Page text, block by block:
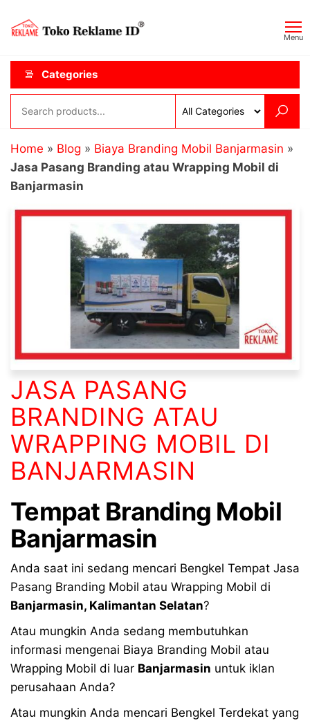
content
ID
Menu
Categories
Home » Blog » Biaya Branding Mobil Banjarmasin »
Jasa Pasang Branding atau Wrapping Mobil di
Banjarmasin
JASA PASANG
BRANDING ATAU
WRAPPING MOBIL DI
BANJARMASIN
Tempat Branding Mobil
Banjarmasin
Anda saat ini sedang mencari Bengkel Tempat Jasa
Pasang Branding Mobil atau Wrapping Mobil di
Banjarmasin, Kalimantan Selatan?
Atau mungkin Anda sedang membutuhkan
informasi mengenai Biaya Branding Mobil atau
Wrapping Mobil di luar Banjarmasin untuk iklan
perusahaan Anda?
Atau mungkin Anda mencari Bengkel Terdekat yang